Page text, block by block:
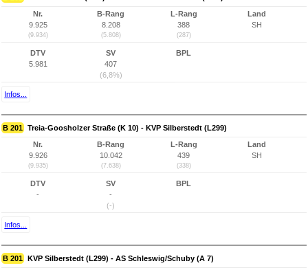
Nr.
9.925
(9.934)
B-Rang
8.208
(5.808)
L-Rang
388
(287)
Land
SH
DTV
5.981
SV
407
(6,8%)
BPL
Infos...
B 201 Treia-Goosholzer Straße (K 10) - KVP Silberstedt (L299)
Nr.
9.926
(9.935)
B-Rang
10.042
(7.638)
L-Rang
439
(338)
Land
SH
DTV
-
SV
-
(-)
BPL
Infos...
B 201 KVP Silberstedt (L299) - AS Schleswig/Schuby (A 7)